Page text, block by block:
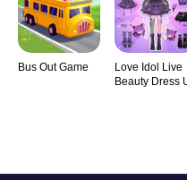
Bus Out Game
Love Idol Live
Beauty Dress